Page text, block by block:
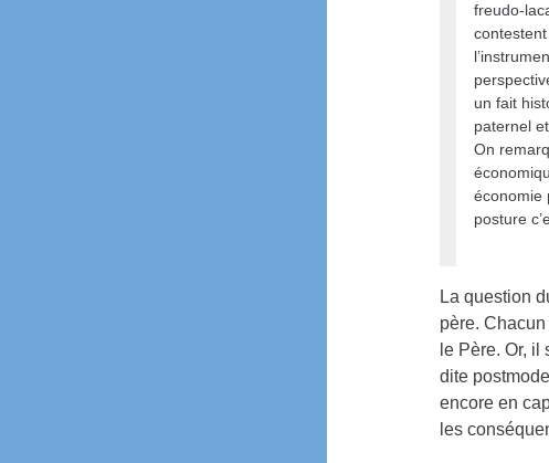
freudo-
un fait
paternel
On
économie
posture
La question
père.
le Père. Or,
dite
encore en
les